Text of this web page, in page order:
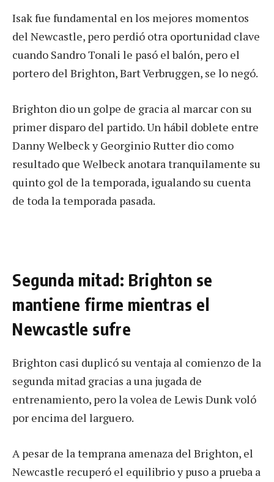
Isak fue fundamental en los mejores momentos
del Newcastle, pero perdió otra oportunidad clave
cuando Sandro Tonali le pasó el balón, pero el
portero del Brighton, Bart Verbruggen, se lo negó.
Brighton dio un golpe de gracia al marcar con su
primer disparo del partido. Un hábil doblete entre
Danny Welbeck y Georginio Rutter dio como
resultado que Welbeck anotara tranquilamente su
quinto gol de la temporada, igualando su cuenta
de toda la temporada pasada.
Segunda mitad: Brighton se
mantiene firme mientras el
Newcastle sufre
Brighton casi duplicó su ventaja al comienzo de la
segunda mitad gracias a una jugada de
entrenamiento, pero la volea de Lewis Dunk voló
por encima del larguero.
A pesar de la temprana amenaza del Brighton, el
Newcastle recuperó el equilibrio y puso a prueba a